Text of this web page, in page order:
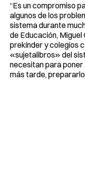
“Es un compromiso
algunos de los
sistema durante
de Educación, Miguel
prekínder y colegios
«sujetalibros» del
necesitan para poner
más tarde,